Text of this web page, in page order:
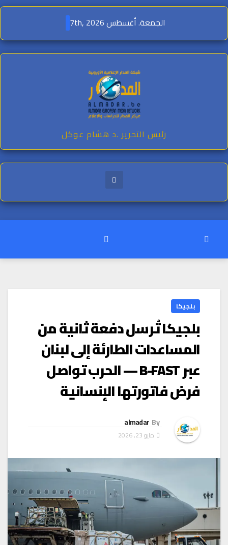
Skip
content
الجمعة. أغسطس 7th, 2026
رئيس التحرير .د هشام عوكل
بلجيكا
بلجيكا تُرسل دفعة ثانية من
المساعدات الطارئة إلى لبنان
عبر B-FAST — الحرب تواصل
فرض فاتورتها الإنسانية
By
almadar
مايو 23, 2026